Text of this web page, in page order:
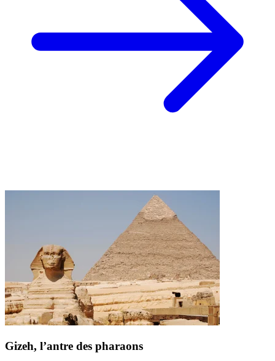
Gizeh, l’antre des pharaons